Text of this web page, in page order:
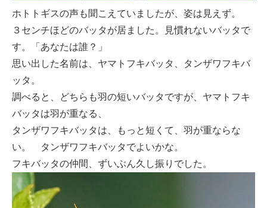
ホトトギスの声も聞こえていましたが、姿は見えず。
３センチほどのバッタが居ました。見慣れないバッタで
す。「あなたは誰？」
思い出した名前は、ヤマトフキバッタ、タンザワフキバ
ッタ。
調べると、どちらも羽の短いバッタですが、ヤマトフキ
バッタは羽が重なる、
タンザワフキバッタは、もっと短くて、羽が重ならな
い。 タンザワフキバッタでよいかな。
フキバッタの仲間、ずいぶん久し振りでした。